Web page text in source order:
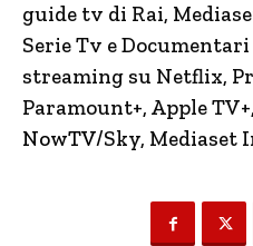
guide tv di Rai,
Serie Tv e
streaming su Netflix,
Paramount+, Apple
NowTV/Sky, Mediaset